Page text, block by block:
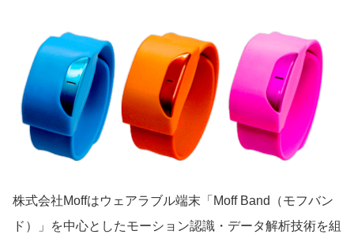
株式会社Moffはウェアラブル端末「Moff Band（モフバン
ド）」を中心としたモーション認識・データ解析技術を組